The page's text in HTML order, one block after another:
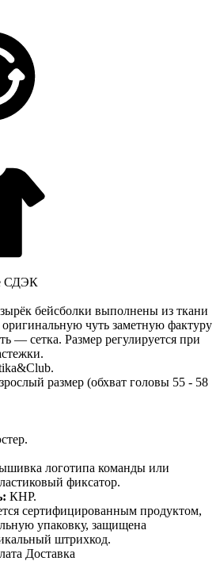
СДЭК
бейсболки выполнены из ткани
оригинальную чуть заметную фактуру
— сетка. Размер регулируется при
размер (обхват головы 55 - 58
логотипа команды или
фиксатор.
КНР.
сертифицированным продуктом,
упаковку, защищена
штрихкод.
Доставка